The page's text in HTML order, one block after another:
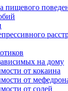
пищевого
на дому
от кокаина
от
от солей